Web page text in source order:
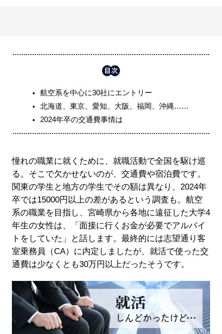
航空系を中心に30社にエントリー
北海道、東京、愛知、大阪、福岡、沖縄……
2024年卒の交通費事情は
憧れの職業に就くために、就職活動で全国を駆け巡
る。そこで欠かせないのが、交通費や宿泊費です。
関東の学生と地方の学生でその額は異なり、2024年
卒では15000円以上の差があるという調査も。航空
系の職業を目指し、宮崎県から各地に遠征した大学4
年生の女性は、「面接に行くお金が必要でアルバイ
トをしていた」と話します。最終的には志望通り客
室乗務員（CA）に内定しましたが、就活で使った交
通費は少なくとも30万円以上だったそうです。